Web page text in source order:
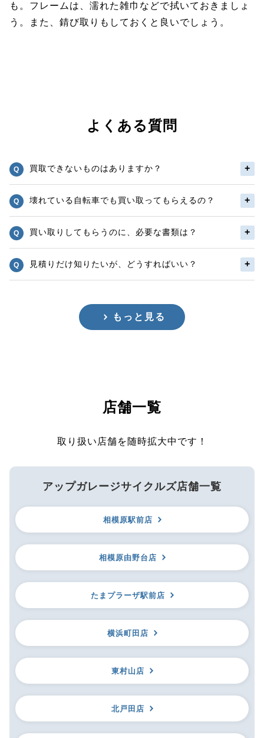
も。フレームは、濡れた雑巾などで拭いておきましょ
う。また、錆び取りもしておくと良いでしょう。
よくある質問
買取できないものはありますか？
壊れている自転車でも買い取ってもらえるの？
買い取りしてもらうのに、必要な書類は？
見積りだけ知りたいが、どうすればいい？
もっと見る
店舗一覧
取り扱い店舗を随時拡大中です！
アップガレージサイクルズ店舗一覧
相模原駅前店
相模原由野台店
たまプラーザ駅前店
横浜町田店
東村山店
北戸田店